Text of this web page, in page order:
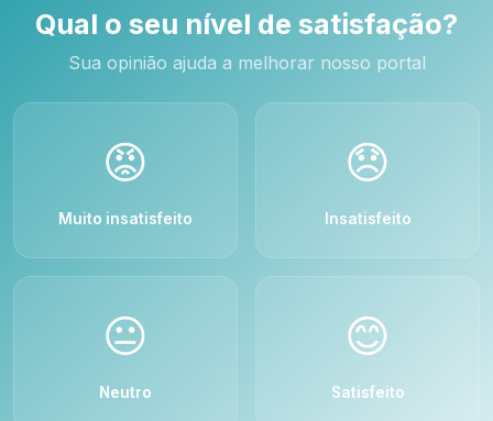
Qual o seu nível de satisfação?
Sua opinião ajuda a melhorar nosso portal
😡
Muito insatisfeito
😞
Insatisfeito
😐
Neutro
😊
Satisfeito